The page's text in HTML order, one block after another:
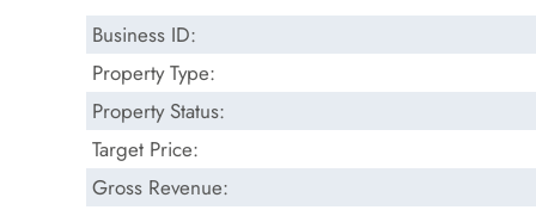
Business ID:
Property Type:
Property Status:
Target Price:
Gross Revenue: